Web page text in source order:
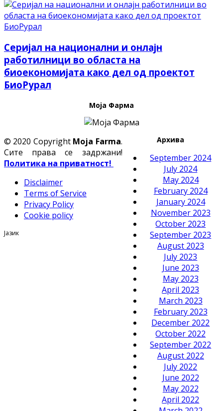
Серијал на национални и онлајн
работилници во областа на
биоекономијата како дел од проектот
БиоРурал
Моја Фарма
Архива
September 2024
July 2024
May 2024
February 2024
January 2024
November 2023
October 2023
September 2023
August 2023
July 2023
June 2023
May 2023
April 2023
March 2023
February 2023
December 2022
October 2022
September 2022
August 2022
July 2022
June 2022
May 2022
April 2022
© 2020 Copyright Moja Farma.
Сите права се задржани!
Политика на приватност!
Disclaimer
Terms of Service
Privacy Policy
Cookie policy
Јазик